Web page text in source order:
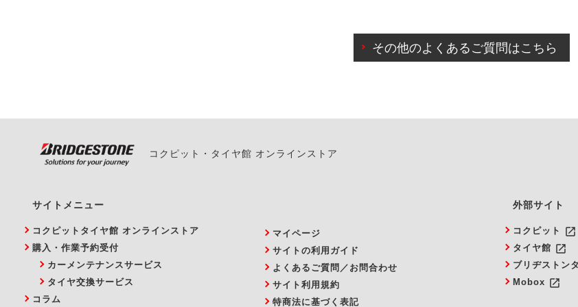
また、やむを得ない事由によりご予約のキャンセルをご希望の際は、直接ご
その他のよくあるご質問はこちら
コクピット・タイヤ館 オンラインストア
サイトメニュー
コクピットタイヤ館 オンラインストア
購入・作業予約受付
カーメンテナンスサービス
タイヤ交換サービス
コラム
マイページ
サイトの利用ガイド
よくあるご質問／お問合わせ
サイト利用規約
特商法に基づく表記
外部サイト
コクピット launch
タイヤ館 launch
ブリヂストン
Mobox launch